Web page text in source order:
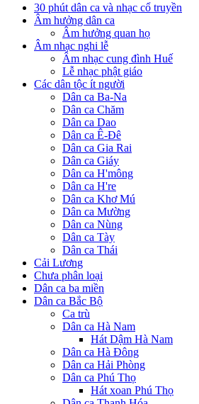
30 phút dân ca và nhạc cổ truyền
Âm hưởng dân ca
Âm hưởng quan họ
Âm nhạc nghi lễ
Âm nhạc cung đình Huế
Lễ nhạc phật giáo
Các dân tộc ít người
Dân ca Ba-Na
Dân ca Chăm
Dân ca Dao
Dân ca Ê-Đê
Dân ca Gia Rai
Dân ca Giáy
Dân ca H'mông
Dân ca H're
Dân ca Khơ Mú
Dân ca Mường
Dân ca Nùng
Dân ca Tày
Dân ca Thái
Cải Lương
Chưa phân loại
Dân ca ba miền
Dân ca Bắc Bộ
Ca trù
Dân ca Hà Nam
Hát Dậm Hà Nam
Dân ca Hà Đông
Dân ca Hải Phòng
Dân ca Phú Thọ
Hát xoan Phú Thọ